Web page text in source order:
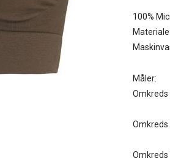
100%
Måler:
Omkreds
Omkreds
Omkreds